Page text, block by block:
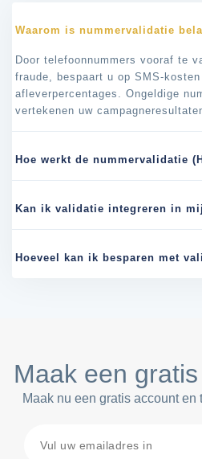
Waarom is nummervalidatie
Door telefoonnummers vooraf te
fraude, bespaart u op SMS-
afleverpercentages. Ongeldige
vertekenen uw
Hoe werkt de nummervalidatie
Kan ik validatie integreren in
Hoeveel kan ik besparen met
Maak een
Maak nu een gratis account en